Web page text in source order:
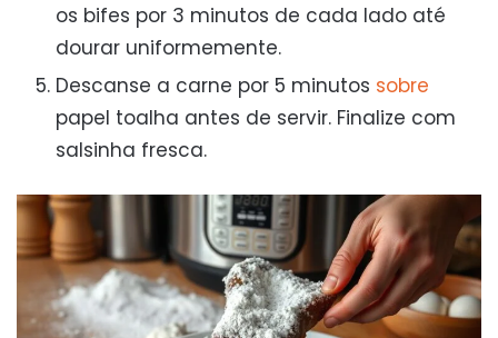
os bifes por 3 minutos de cada lado até
dourar uniformemente.
Descanse a carne por 5 minutos sobre
papel toalha antes de servir. Finalize com
salsinha fresca.